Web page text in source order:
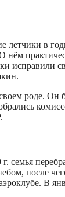
летчики в
нём
исправили
роде. Он
семья
после
В